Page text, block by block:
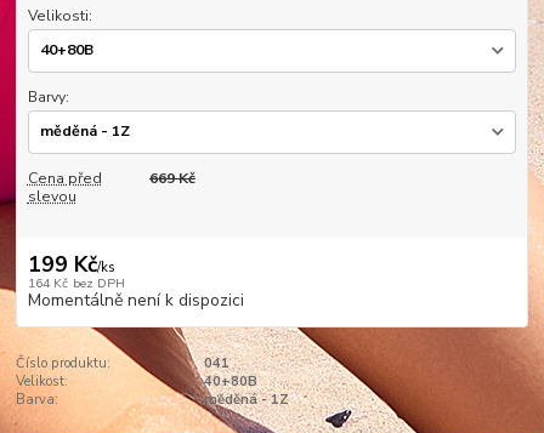
Velikosti:
Barvy:
Cena před
slevou
669 Kč
199 Kč/ks
164 Kč bez DPH
Momentálně není k dispozici
Číslo produktu:
041
Velikost:
40+80B
Barva:
měděná - 1Z